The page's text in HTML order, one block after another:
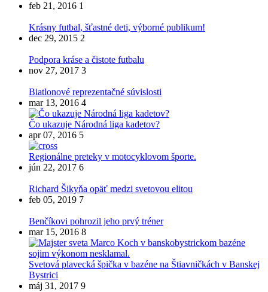
feb 21, 2016 1
Krásny futbal, šťastné deti, výborné publikum!
dec 29, 2015 2
Podpora kráse a čistote futbalu
nov 27, 2017 3
Biatlonové reprezentačné súvislosti
mar 13, 2016 4
Čo ukazuje Národná liga kadetov?
apr 07, 2016 5
Regionálne preteky v motocyklovom športe.
jún 22, 2017 6
Richard Šikyňa opäť medzi svetovou elitou
feb 05, 2019 7
Benčíkovi pohrozil jeho prvý tréner
mar 15, 2016 8
Svetová plavecká špička v bazéne na Štiavničkách v Banskej
Bystrici
máj 31, 2017 9